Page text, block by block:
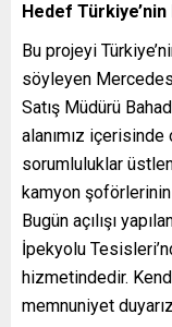
Hedef
Bu projeyi
söyleyen
Satış Müdürü
alanımız
sorumluluklar
kamyon
Bugün açılışı
İpekyolu
hizmetindedir.
memnuniyet